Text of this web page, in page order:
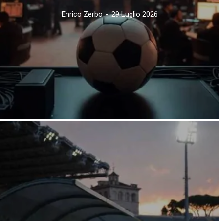
Enrico Zerbo - 29 Luglio 2026